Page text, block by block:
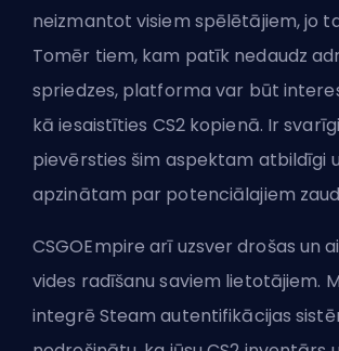
neizmantot visiem spēlētājiem, jo
Tomēr tiem, kam patīk nedaudz
spriedzes, platforma var būt
kā iesaistīties CS2 kopienā. Ir
pievērsties šim aspektam atbildīgi
apzinātam par potenciālajiem
CSGOEmpire arī uzsver drošas un
vides radīšanu saviem lietotājiem.
integrē Steam autentifikācijas